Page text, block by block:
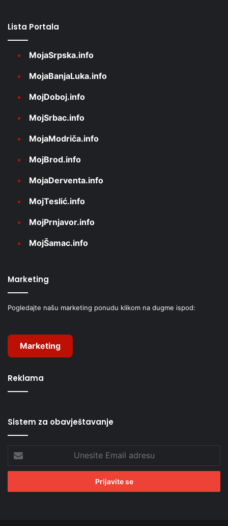
Lista Portala
MojaSrpska.info
MojaBanjaLuka.info
MojDoboj.info
MojSrbac.info
MojaModriča.info
MojBrod.info
MojaDerventa.info
MojTeslić.info
MojPrnjavor.info
MojŠamac.info
Marketing
Pogledajte našu marketing ponudu klikom na dugme ispod:
Marketing
Reklama
Sistem za obavještavanje
Email
adresu